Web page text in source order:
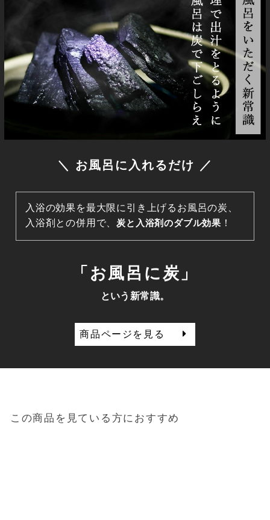
＼ お風呂に入れるだけ ／
入浴の効果を最大限に引き上げるお風呂の炭、
入浴剤との併用で、炭と入浴剤のダブル効果 ！
「お風呂に炭」
という新常識。
商品ページを見る
この商品を見ている方におすすめ